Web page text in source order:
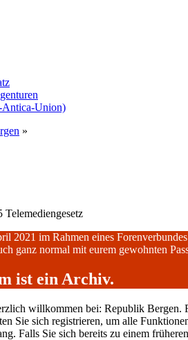
Union)
»
Telemediengesetz
2021 im Rahmen eines
ganz normal mit eurem gewohnten
ist ein Archiv.
willkommen bei: Republik Bergen.
Sie sich registrieren, um alle
Falls Sie sich bereits zu einem